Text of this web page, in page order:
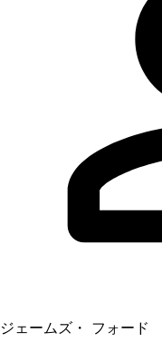
ジェームズ・ フォード